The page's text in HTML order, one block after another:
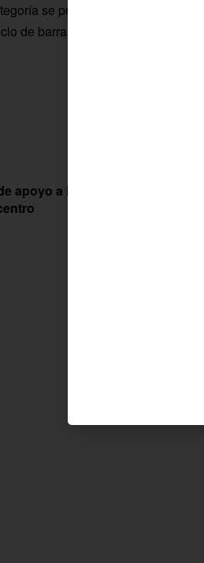
se procederá a la entrega de
de barra.
apoyo a la